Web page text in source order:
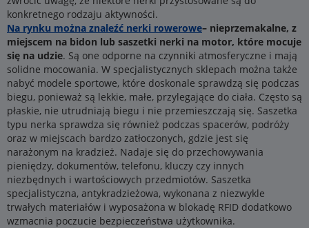
konkretnego rodzaju aktywności.
Na rynku można znaleźć nerki rowerowe– nieprzemakalne, z
miejscem na bidon lub saszetki nerki na motor, które mocuje
się na udzie. Są one odporne na czynniki atmosferyczne i mają
solidne mocowania. W specjalistycznych sklepach można także
nabyć modele sportowe, które doskonale sprawdzą się podczas
biegu, ponieważ są lekkie, małe, przylegające do ciała. Często są
płaskie, nie utrudniają biegu i nie przemieszczają się. Saszetka
typu nerka sprawdza się również podczas spacerów, podróży
oraz w miejscach bardzo zatłoczonych, gdzie jest się
narażonym na kradzież. Nadaje się do przechowywania
pieniędzy, dokumentów, telefonu, kluczy czy innych
niezbędnych i wartościowych przedmiotów. Saszetka
specjalistyczna, antykradzieżowa, wykonana z niezwykle
trwałych materiałów i wyposażona w blokadę RFID dodatkowo
wzmacnia poczucie bezpieczeństwa użytkownika.